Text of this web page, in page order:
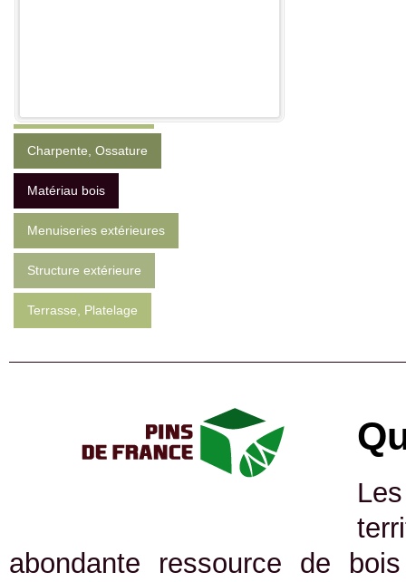
Charpente, Ossature
Matériau bois
Menuiseries extérieures
Structure extérieure
Terrasse, Platelage
abondante ressource de